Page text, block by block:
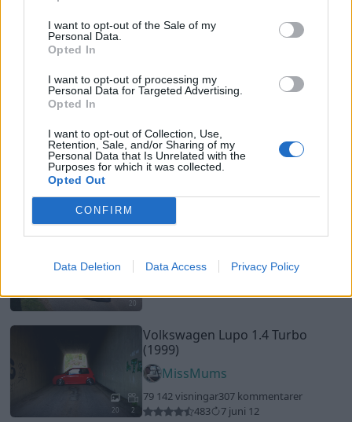
I want to opt-out of the Sale of my
Personal Data.
Opted In
I want to opt-out of processing my
Personal Data for Targeted Advertising.
Opted In
I want to opt-out of Collection, Use,
Retention, Sale, and/or Sharing of my
Personal Data that Is Unrelated with the
Purposes for which it was collected.
Opted Out
CONFIRM
Data Deletion Data Access Privacy Policy
20
53
16 maj 19
(1999)
MissMums
483
7 juni 12
18
Lamborghini Huracan LP610-4
"Liberty Walk"(2016)
EricEkman
20
Audi RS4 B7 (2006)
Helena
88 977 visningar 933 kommentarer
1082
7 jan. 09